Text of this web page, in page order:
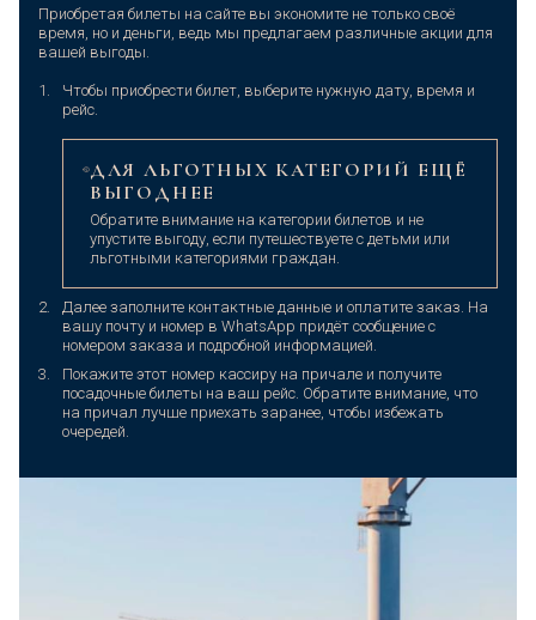
Приобретая билеты на сайте вы экономите не только своё
время, но и деньги, ведь мы предлагаем различные акции для
вашей выгоды.
Чтобы приобрести билет, выберите нужную дату, время и
рейс.
ДЛЯ ЛЬГОТНЫХ КАТЕГОРИЙ ЕЩЁ
ВЫГОДНЕЕ
Обратите внимание на категории билетов и не
упустите выгоду, если путешествуете с детьми или
льготными категориями граждан.
Далее заполните контактные данные и оплатите заказ. На
вашу почту и номер в WhatsApp придёт сообщение с
номером заказа и подробной информацией.
Покажите этот номер кассиру на причале и получите
посадочные билеты на ваш рейс. Обратите внимание, что
на причал лучше приехать заранее, чтобы избежать
очередей.